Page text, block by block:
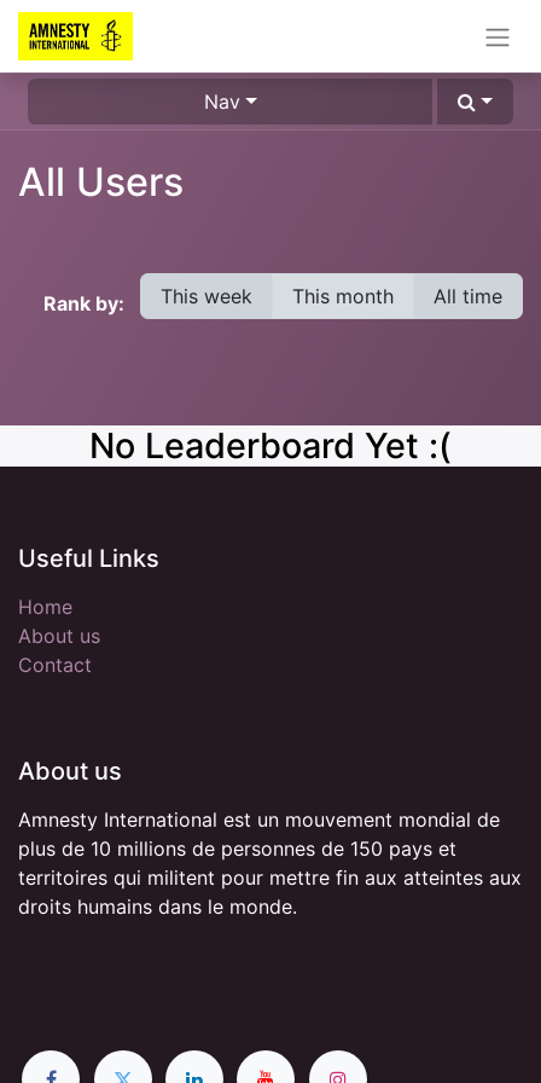
Nav
All Users
Rank by: This week This month All time
No Leaderboard Yet :(
Useful Links
Home
About us
Contact
About us
Amnesty International est un mouvement mondial de
plus de 10 millions de personnes de 150 pays et
territoires qui militent pour mettre fin aux atteintes aux
droits humains dans le monde.